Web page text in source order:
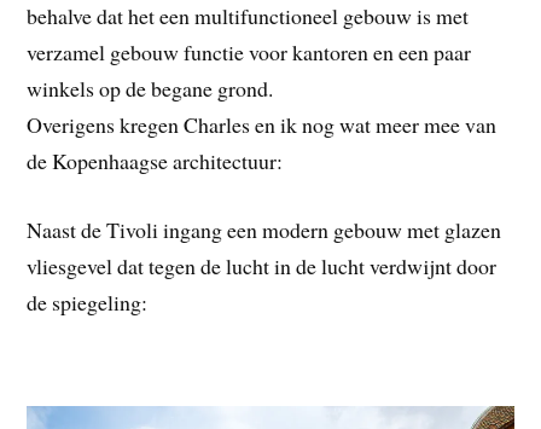
behalve dat het een multifunctioneel gebouw is met
verzamel gebouw functie voor kantoren en een paar
winkels op de begane grond.
Overigens kregen Charles en ik nog wat meer mee van
de Kopenhaagse architectuur:
Naast de Tivoli ingang een modern gebouw met glazen
vliesgevel dat tegen de lucht in de lucht verdwijnt door
de spiegeling: